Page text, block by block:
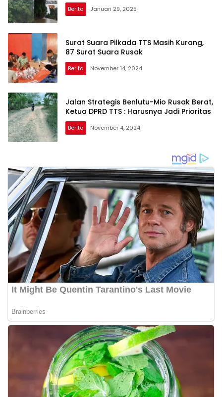
Berita Januari 29, 2025
Surat Suara Pilkada TTS Masih Kurang,
87 Surat Suara Rusak
Berita November 14, 2024
Jalan Strategis Benlutu-Mio Rusak Berat,
Ketua DPRD TTS : Harusnya Jadi Prioritas
Berita November 4, 2024